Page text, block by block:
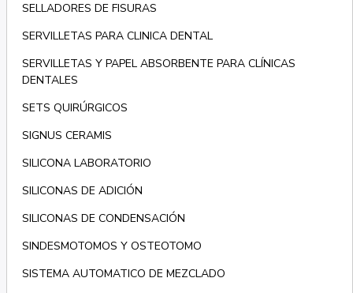
SELLADORES DE FISURAS
SERVILLETAS PARA CLINICA DENTAL
SERVILLETAS Y PAPEL ABSORBENTE PARA CLÍNICAS
DENTALES
SETS QUIRÚRGICOS
SIGNUS CERAMIS
SILICONA LABORATORIO
SILICONAS DE ADICIÓN
SILICONAS DE CONDENSACIÓN
SINDESMOTOMOS Y OSTEOTOMO
SISTEMA AUTOMATICO DE MEZCLADO